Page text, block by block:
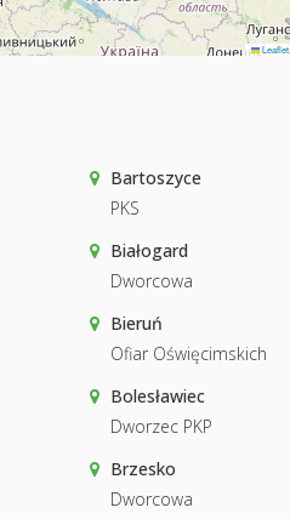
Leaflet
Bartoszyce
PKS
Białogard
Dworcowa
Bieruń
Ofiar Oświęcimskich
Bolesławiec
Dworzec PKP
Brzesko
Dworcowa